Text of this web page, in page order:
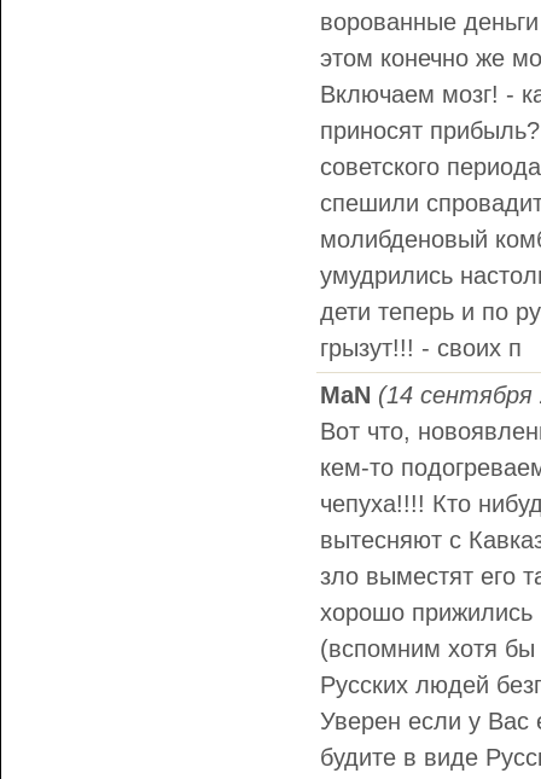
ворованные
этом конечно же
Включаем мозг! -
приносят
советского
спешили
молибденовый
умудрились
дети теперь и по
грызут!!! - своих п
MaN (14 сентября
Вот что,
кем-то
чепуха!!!! Кто
вытесняют с
зло выместят
хорошо
(вспомним хотя
Русских людей
Уверен если у Вас
будите в виде